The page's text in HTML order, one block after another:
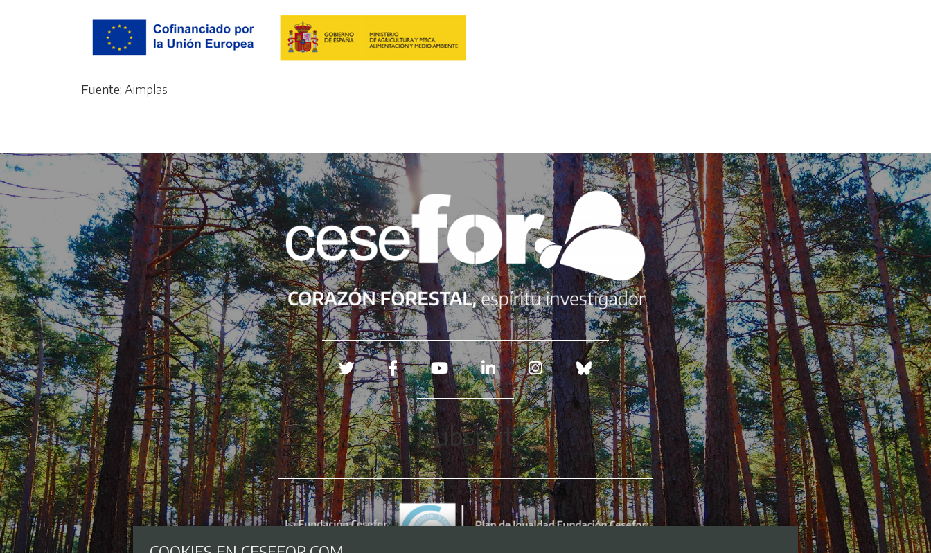
Fuente: Aimplas
Redes sociales
Hubspot